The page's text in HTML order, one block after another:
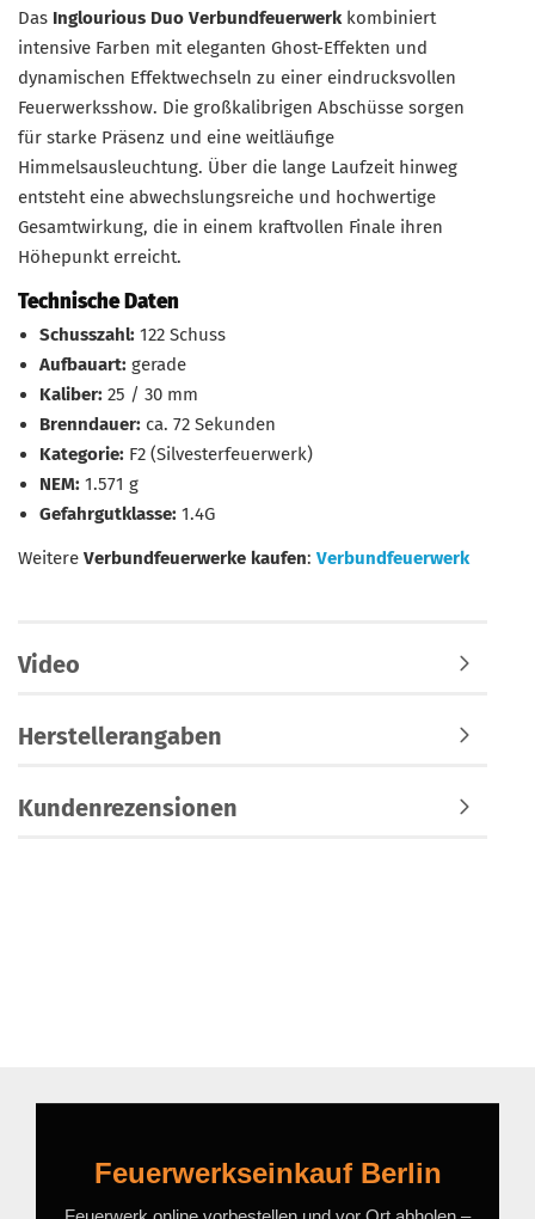
Das Inglourious Duo Verbundfeuerwerkkombiniert
intensive Farben mit eleganten Ghost-Effekten und
dynamischen Effektwechseln zu einer eindrucksvollen
Feuerwerksshow. Die großkalibrigen Abschüsse sorgen
für starke Präsenz und eine weitläufige
Himmelsausleuchtung. Über die lange Laufzeit hinweg
entsteht eine abwechslungsreiche und hochwertige
Gesamtwirkung, die in einem kraftvollen Finale ihren
Höhepunkt erreicht.
Technische Daten
Schusszahl: 122 Schuss
Aufbauart: gerade
Kaliber: 25 / 30 mm
Brenndauer: ca. 72 Sekunden
Kategorie: F2 (Silvesterfeuerwerk)
NEM: 1.571 g
Gefahrgutklasse: 1.4G
Weitere Verbundfeuerwerke kaufen: Verbundfeuerwerk
Video
Herstellerangaben
Kundenrezensionen
Feuerwerkseinkauf Berlin